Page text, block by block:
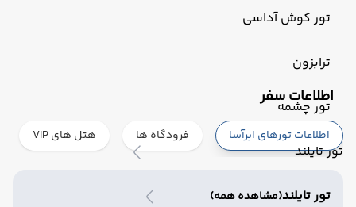
تور کوش آداسی
ترابزون
تور چشمه
تور تایلند
تور تایلند(مشاهده همه)
‌اطلاعات سفر
اطلاعات تورهای ابرآسا فرودگاه ها هتل های VIP